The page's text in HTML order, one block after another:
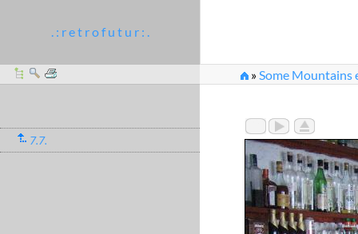
. : r e t r o f u t u r : .
»Some Mountains
7.7.